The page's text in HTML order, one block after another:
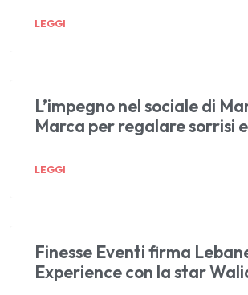
LEGGI
L’impegno nel sociale di
Marca per regalare sorrisi
LEGGI
Finesse Eventi firma
Experience con la star